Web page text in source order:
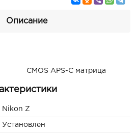
Описание
CMOS APS-C матрица
Nikon Z
Установлен